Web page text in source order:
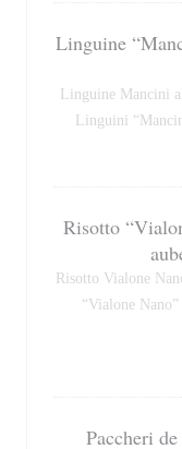
Linguine
Linguine Mancini
Linguini
Risotto
Risotto Vialone
“Vialone
Paccheri